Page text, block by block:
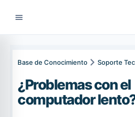
Base de Conocimiento Soporte
¿Problemas con el
computador